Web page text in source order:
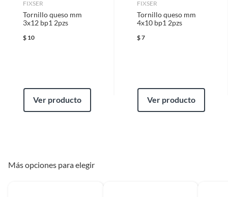
FIXSER
Tornillo queso mm
3x12 bp1 2pzs
$ 10
Ver producto
FIXSER
Tornillo queso mm
4x10 bp1 2pzs
$7
Ver producto
Más opciones para elegir